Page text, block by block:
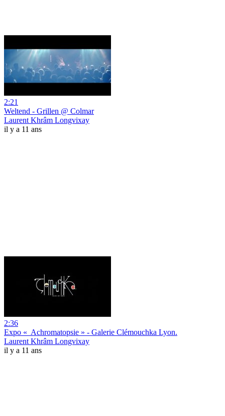
2:21
Weltend - Grillen @ Colmar
Laurent Khrâm Longvixay
il y a 11 ans
2:36
Expo « Achromatopsie » - Galerie Clémouchka Lyon.
Laurent Khrâm Longvixay
il y a 11 ans